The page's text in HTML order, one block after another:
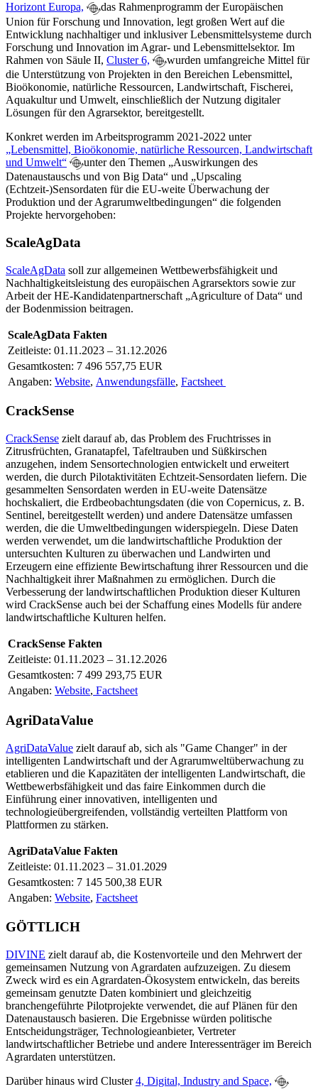
Horizont Europa,
das Rahmenprogramm der Europäischen
Union für Forschung und Innovation, legt großen Wert auf die
Entwicklung nachhaltiger und inklusiver Lebensmittelsysteme durch
Forschung und Innovation im Agrar- und Lebensmittelsektor. Im
Rahmen von Säule II, Cluster 6,
wurden umfangreiche Mittel für
die Unterstützung von Projekten in den Bereichen Lebensmittel,
Bioökonomie, natürliche Ressourcen, Landwirtschaft, Fischerei,
Aquakultur und Umwelt, einschließlich der Nutzung digitaler
Lösungen für den Agrarsektor, bereitgestellt.
Konkret werden im Arbeitsprogramm 2021-2022 unter
„Lebensmittel, Bioökonomie, natürliche Ressourcen, Landwirtschaft
und Umwelt“
unter den Themen „Auswirkungen des
Datenaustauschs und von Big Data“ und „Upscaling
(Echtzeit-)Sensordaten für die EU-weite Überwachung der
Produktion und der Agrarumweltbedingungen“ die folgenden
Projekte hervorgehoben:
ScaleAgData
ScaleAgData soll zur allgemeinen Wettbewerbsfähigkeit und
Nachhaltigkeitsleistung des europäischen Agrarsektors sowie zur
Arbeit der HE-Kandidatenpartnerschaft „Agriculture of Data“ und
der Bodenmission beitragen.
ScaleAgData Fakten
Zeitleiste: 01.11.2023 – 31.12.2026
Gesamtkosten: 7 496 557,75 EUR
Angaben: Website, Anwendungsfälle, Factsheet
CrackSense
CrackSense zielt darauf ab, das Problem des Fruchtrisses in
Zitrusfrüchten, Granatapfel, Tafeltrauben und Süßkirschen
anzugehen, indem Sensortechnologien entwickelt und erweitert
werden, die durch Pilotaktivitäten Echtzeit-Sensordaten liefern. Die
gesammelten Sensordaten werden in EU-weite Datensätze
hochskaliert, die Erdbeobachtungsdaten (die von Copernicus, z. B.
Sentinel, bereitgestellt werden) und andere Datensätze umfassen
werden, die die Umweltbedingungen widerspiegeln. Diese Daten
werden verwendet, um die landwirtschaftliche Produktion der
untersuchten Kulturen zu überwachen und Landwirten und
Erzeugern eine effiziente Bewirtschaftung ihrer Ressourcen und die
Nachhaltigkeit ihrer Maßnahmen zu ermöglichen. Durch die
Verbesserung der landwirtschaftlichen Produktion dieser Kulturen
wird CrackSense auch bei der Schaffung eines Modells für andere
landwirtschaftliche Kulturen helfen.
CrackSense Fakten
Zeitleiste: 01.11.2023 – 31.12.2026
Gesamtkosten: 7 499 293,75 EUR
Angaben: Website, Factsheet
AgriDataValue
AgriDataValue zielt darauf ab, sich als "Game Changer" in der
intelligenten Landwirtschaft und der Agrarumweltüberwachung zu
etablieren und die Kapazitäten der intelligenten Landwirtschaft, die
Wettbewerbsfähigkeit und das faire Einkommen durch die
Einführung einer innovativen, intelligenten und
technologieübergreifenden, vollständig verteilten Plattform von
Plattformen zu stärken.
AgriDataValue Fakten
Zeitleiste: 01.11.2023 – 31.01.2029
Gesamtkosten: 7 145 500,38 EUR
Angaben: Website, Factsheet
GÖTTLICH
DIVINE zielt darauf ab, die Kostenvorteile und den Mehrwert der
gemeinsamen Nutzung von Agrardaten aufzuzeigen. Zu diesem
Zweck wird es ein Agrardaten-Ökosystem entwickeln, das bereits
gemeinsam genutzte Daten kombiniert und gleichzeitig
branchengeführte Pilotprojekte verwendet, die auf Plänen für den
Datenaustausch basieren. Die Ergebnisse würden politische
Entscheidungsträger, Technologieanbieter, Vertreter
landwirtschaftlicher Betriebe und andere Interessenträger im Bereich
Agrardaten unterstützen.
Darüber hinaus wird Cluster4, Digital, Industry and Space,